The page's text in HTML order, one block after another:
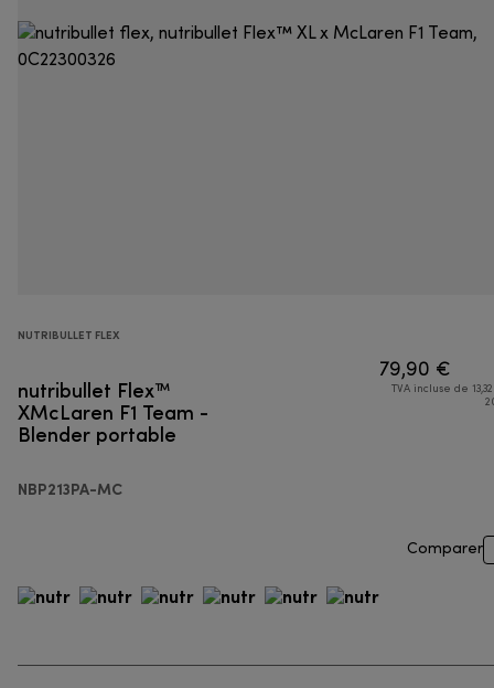
NUTRIBULLET FLEX
nutribullet Flex™
XMcLaren F1 Team -
Blender portable
NBP213PA-MC
79,90 €
TVA incluse de
Comparer